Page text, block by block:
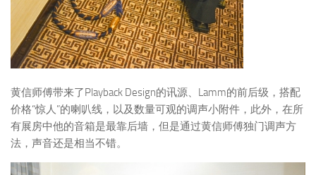
黄信师傅带来了Playback Design的讯源、Lamm的前后级，搭配
价格“惊人”的喇叭线，以及数量可观的调声小附件，此外，在所
有展房中他的音箱是最靠后墙，但是通过黄信师傅独门调声方
法，声音还是相当不错。